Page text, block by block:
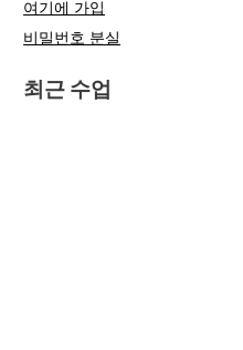
여기에 가입
비밀번호 분실
최근 수업